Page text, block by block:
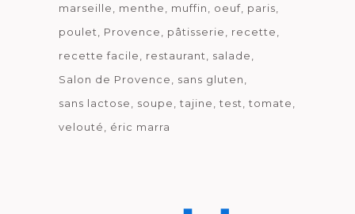
marseille
menthe muffin oeuf paris
poulet
Provence pâtisserie
recette
recette facile
restaurant
salade
Salon de Provence
sans gluten
sans lactose
soupe tajine test
tomate
velouté
éric marra